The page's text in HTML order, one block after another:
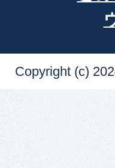
Copyright (c)